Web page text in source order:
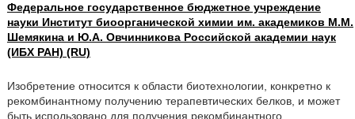
Федеральное государственное бюджетное учреждение
науки Институт биоорганической химии им. академиков М.М.
Шемякина и Ю.А. Овчинникова Российской академии наук
(ИБХ РАН) (RU)
Изобретение относится к области биотехнологии, конкретно к
рекомбинантному получению терапевтических белков, и может
быть использовано для получения рекомбинантного